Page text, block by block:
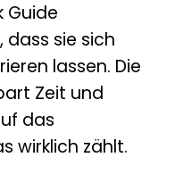
Guide
dass sie sich
lassen. Die
Zeit und
das
wirklich zählt.